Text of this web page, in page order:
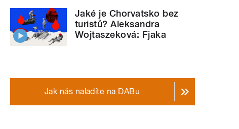
Jaké je Chorvatsko bez
turistů? Aleksandra
Wojtaszeková: Fjaka
Jak nás naladíte na DABu